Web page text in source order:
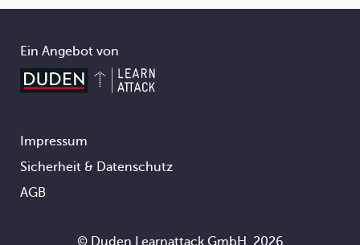
Ein Angebot von
Footer
Impressum
Sicherheit & Datenschutz
AGB
© Duden Learnattack GmbH, 2026